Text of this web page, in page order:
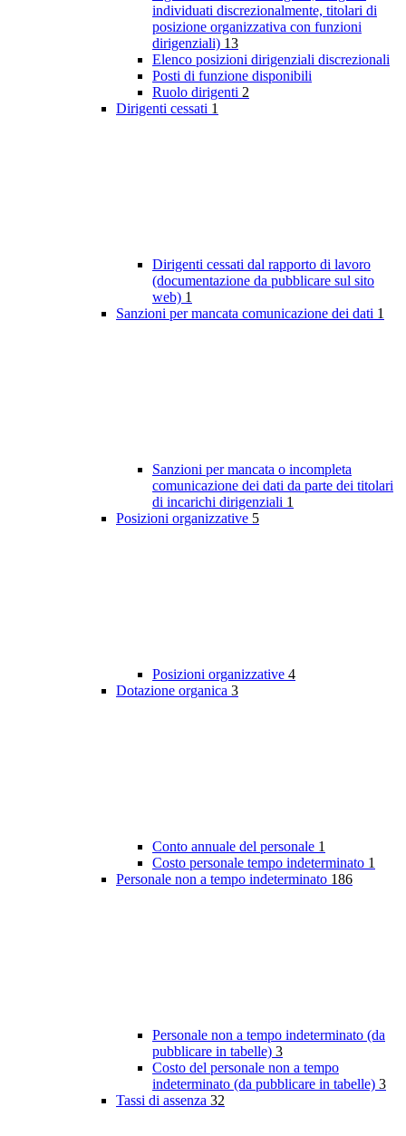
individuati discrezionalmente, titolari di
posizione organizzativa con funzioni
dirigenziali) 13
Elenco posizioni dirigenziali discrezionali
Posti di funzione disponibili
Ruolo dirigenti 2
Dirigenti cessati 1
Dirigenti cessati dal rapporto di lavoro
(documentazione da pubblicare sul sito
web) 1
Sanzioni per mancata comunicazione dei dati 1
Sanzioni per mancata o incompleta
comunicazione dei dati da parte dei titolari
di incarichi dirigenziali 1
Posizioni organizzative 5
Posizioni organizzative 4
Dotazione organica 3
Conto annuale del personale 1
Costo personale tempo indeterminato 1
Personale non a tempo indeterminato 186
Personale non a tempo indeterminato (da
pubblicare in tabelle) 3
Costo del personale non a tempo
indeterminato (da pubblicare in tabelle) 3
Tassi di assenza 32